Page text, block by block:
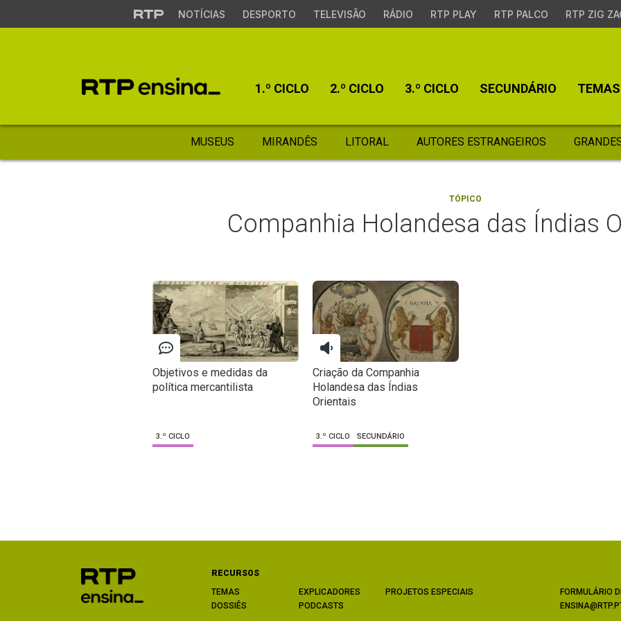
NOTÍCIAS DESPORTO TELEVISÃO RÁDIO RTP PLAY RTP PALCO RTP ZIG
1.º CICLO 2.º CICLO 3.º CICLO SECUNDÁRIO TEMAS
MUSEUS MIRANDÊS LITORAL AUTORES ESTRANGEIROS
TÓPICO
Companhia Holandesa das Índias
Objetivos e medidas da
política mercantilista
3.º CICLO
Criação da Companhia
Holandesa das Índias
Orientais
3.º CICLO SECUNDÁRIO
RECURSOS
TEMAS
DOSSIÊS
EXPLICADORES
PODCASTS
PROJETOS ESPECIAIS
FORMULÁRIO